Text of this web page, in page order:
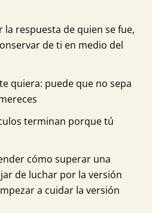
respuesta de quien se fue,
de ti en medio del
quiera: puede que no sepa
terminan porque tú
cómo superar una
de luchar por la versión
a cuidar la versión